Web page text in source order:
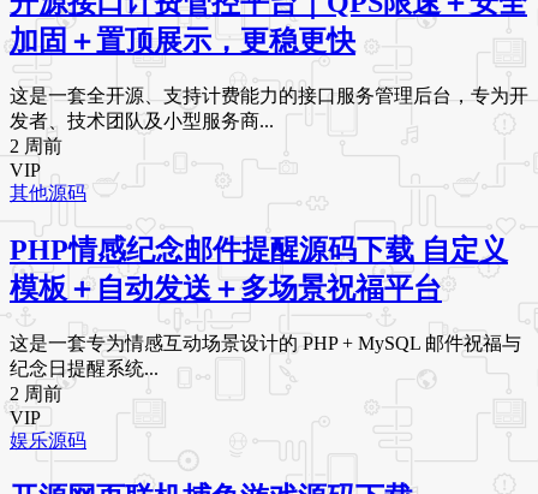
加固＋置顶展示，更稳更快
这是一套全开源、支持计费能力的接口服务管理后台，专为开
发者、技术团队及小型服务商...
2 周前
VIP
其他源码
PHP情感纪念邮件提醒源码下载 自定义
模板＋自动发送＋多场景祝福平台
这是一套专为情感互动场景设计的 PHP + MySQL 邮件祝福与
纪念日提醒系统...
2 周前
VIP
娱乐源码